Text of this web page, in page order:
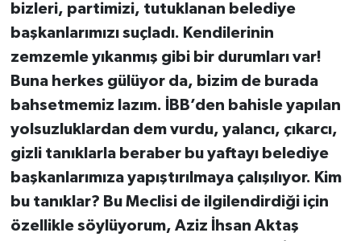
bizleri, partimizi, tutuklanan belediye
başkanlarımızı suçladı. Kendilerinin
zemzemle yıkanmış gibi bir durumları var!
Buna herkes gülüyor da, bizim de burada
bahsetmemiz lazım. İBB’den bahisle yapılan
yolsuzluklardan dem vurdu, yalancı, çıkarcı,
gizli tanıklarla beraber bu yaftayı belediye
başkanlarımıza yapıştırılmaya çalışılıyor. Kim
bu tanıklar? Bu Meclisi de ilgilendirdiği için
özellikle söylüyorum, Aziz İhsan Aktaş